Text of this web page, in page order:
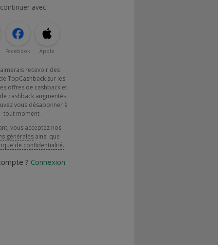
avec
Facebook Apple
recevoir des
TopCashback sur les
offres de cashback et
cashback augmentés.
vous désabonner à
tout moment.
vous acceptez nos
générales ainsi que
de confidentialité.
? Connexion